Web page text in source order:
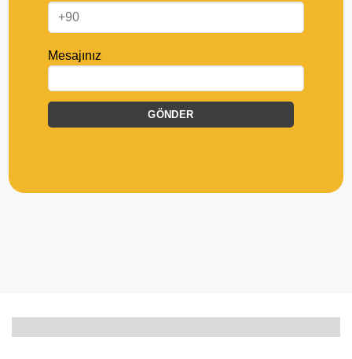
Mesajınız